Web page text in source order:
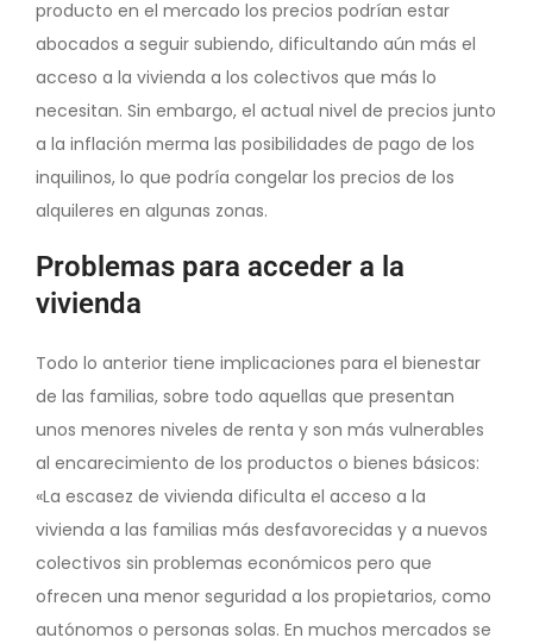
producto en el mercado los precios podrían estar
abocados a seguir subiendo, dificultando aún más el
acceso a la vivienda a los colectivos que más lo
necesitan. Sin embargo, el actual nivel de precios junto
a la inflación merma las posibilidades de pago de los
inquilinos, lo que podría congelar los precios de los
alquileres en algunas zonas.
Problemas para acceder a la
vivienda
Todo lo anterior tiene implicaciones para el bienestar
de las familias, sobre todo aquellas que presentan
unos menores niveles de renta y son más vulnerables
al encarecimiento de los productos o bienes básicos:
«La escasez de vivienda dificulta el acceso a la
vivienda a las familias más desfavorecidas y a nuevos
colectivos sin problemas económicos pero que
ofrecen una menor seguridad a los propietarios, como
autónomos o personas solas. En muchos mercados se